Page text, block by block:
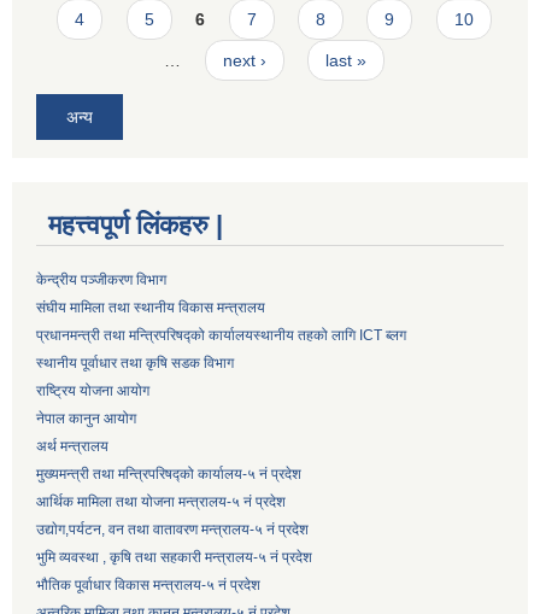
4 5 6 7 8 9 10
… next › last »
अन्य
महत्त्वपूर्ण लिंकहरु |
केन्द्रीय पञ्जीकरण विभाग
संघीय मामिला तथा स्थानीय विकास मन्त्रालय
प्रधानमन्त्री तथा मन्त्रिपरिषद्को कार्यालयस्थानीय तहको लागि ICT ब्लग
स्थानीय पूर्वाधार तथा कृषि सडक विभाग
राष्ट्रिय योजना आयोग
नेपाल कानुन आयोग
अर्थ मन्त्रालय
मुख्यमन्त्री तथा मन्त्रिपरिषद्को कार्यालय-५ नं प्रदेश
आर्थिक मामिला तथा योजना मन्त्रालय-५ नं प्रदेश
उद्याेग,पर्यटन, वन तथा वातावरण मन्त्रालय-५ नं प्रदेश
भुमि व्यवस्था , कृषि तथा सहकारी मन्त्रालय-५ नं प्रदेश
भौतिक पूर्वाधार विकास मन्त्रालय-५ नं प्रदेश